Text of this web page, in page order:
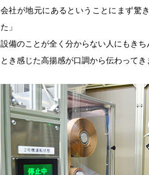
会社が地元にあるということにまず驚
た」
設備のことが全く分からない人にもき
とき感じた高揚感が口調から伝わってき